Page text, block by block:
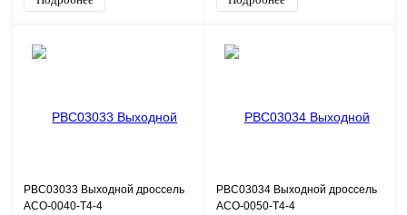
PBC03033 Выходной дроссель
ACO-0040-T4-4
PBC03034 Выходной дроссель
ACO-0050-T4-4